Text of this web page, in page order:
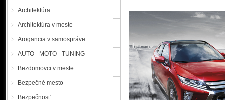
Architektúra
Architektúra v meste
Arogancia v samospráve
AUTO - MOTO - TUNING
Bezdomovci v meste
Bezpečné mesto
Bezpečnosť
Kde je Eva?
KRPZ
Šarkőziovej z Turej.
zo školy v Šárovciach
Nezvestná 14 ročná Eva
postavy. Má špinavo-
Polícia pátra po